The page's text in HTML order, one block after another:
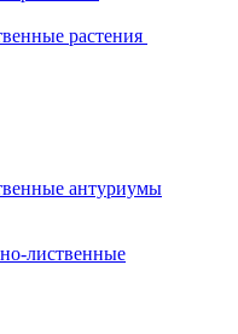
растения
антуриумы
лиственные